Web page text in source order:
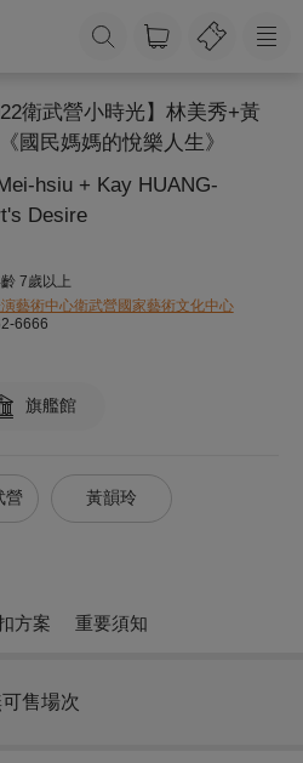
衛武營小時光】林美秀+黃
國民媽媽的悅樂人生》
hsiu + Kay HUANG-
Desire
7歲以上
藝術中心衛武營國家藝術文化中心
6666
旗艦館
營 黃韻玲
方案 重要須知
售場次